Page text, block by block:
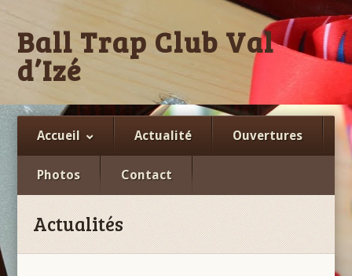
Ball Trap Club Val
d’Izé
Facebook
Accueil Actualité Ouvertures
Photos Contact
Actualités